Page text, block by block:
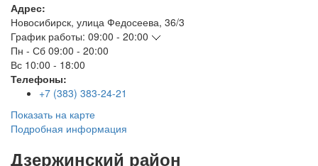
Адрес:
Новосибирск, улица Федосеева, 36/3
График работы: 09:00 - 20:00
Пн - Сб 09:00 - 20:00
Вс 10:00 - 18:00
Телефоны:
+7 (383) 383-24-21
Показать на карте
Подробная информация
Дзержинский район